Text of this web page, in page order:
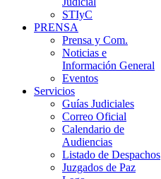
STIyC
PRENSA
Prensa y Com.
Noticias e
Información General
Eventos
Servicios
Guías Judiciales
Correo Oficial
Calendario de
Audiencias
Listado de Despachos
Juzgados de Paz